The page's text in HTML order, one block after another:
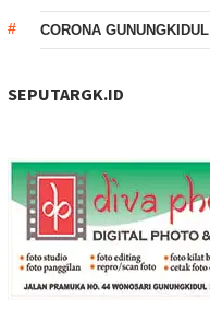
CORONA GUNUNGKIDUL
SEPUTARGK.ID